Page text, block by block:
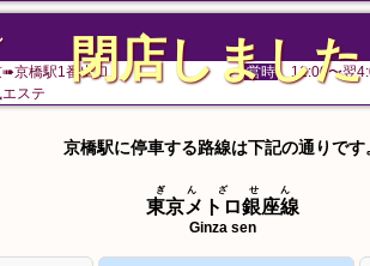
閉店しました
➠京橋駅1番出口 営時 11:00〜翌
ステ
京橋駅に停車する路線は下記の通りです
東京メトロ銀座線
ぎんざせん
Ginza sen